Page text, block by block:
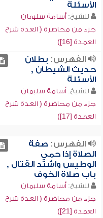
الأسئلة
للشيخ: أسامة سليمان
جزء من محاضرة ( العدة شرح
العمدة [16])
الفهرس: بطلان
حديث الشيطان ,
الأسئلة
للشيخ: أسامة سليمان
جزء من محاضرة ( العدة شرح
العمدة [17])
الفهرس: صفة
الصلاة إذا حمي
الوطيس واشتد القتال ,
باب صلاة الخوف
للشيخ: أسامة سليمان
جزء من محاضرة ( العدة شرح
العمدة [21])